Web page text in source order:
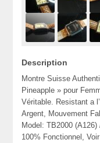
Description
Montre Suisse
Pineapple » pour
Véritable. Resistant a
Argent, Mouvement
Model: TB2000
100% Fonctionnel,